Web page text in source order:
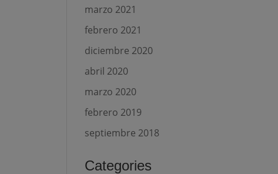
marzo 2021
febrero 2021
diciembre 2020
abril 2020
marzo 2020
febrero 2019
septiembre 2018
Categories